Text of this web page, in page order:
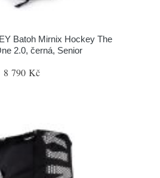
Batoh Mirnix Hockey The
2.0, černá, Senior
8 790 Kč